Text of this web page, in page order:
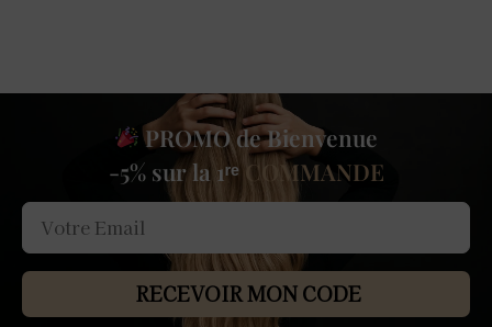
PROMO de Bienvenue
-5% sur la 1ʳᵉ COMMANDE
RECEVOIR MON CODE